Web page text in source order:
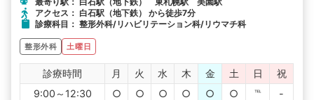
アクセス： 白石駅（地下鉄） から徒歩7分
診療科目： 整形外科/リハビリテーション科/リウマチ科
整形外科 土曜日
診療時間 月 火 水 木 金 土 日
祝
9:00～12:30
○ ○ ○ ○ ○ ○ ℡
-